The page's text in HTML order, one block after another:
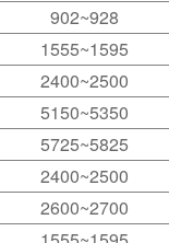
902~928
1555~1595
2400~2500
5150~5350
5725~5825
2400~2500
2600~2700